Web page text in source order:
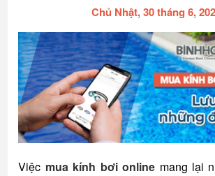
Chủ Nhật, 30 tháng 6,
Việc mua kính bơi online mang lại